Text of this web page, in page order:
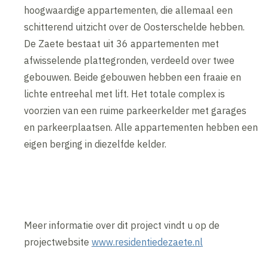
hoogwaardige appartementen, die allemaal een
schitterend uitzicht over de Oosterschelde hebben.
De Zaete bestaat uit 36 appartementen met
afwisselende plattegronden, verdeeld over twee
gebouwen. Beide gebouwen hebben een fraaie en
lichte entreehal met lift. Het totale complex is
voorzien van een ruime parkeerkelder met garages
en parkeerplaatsen. Alle appartementen hebben een
eigen berging in diezelfde kelder.
Meer informatie over dit project vindt u op de
projectwebsitewww.residentiedezaete.nl